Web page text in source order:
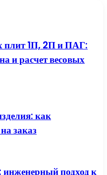
плит 1П, 2П и ПАГ:
и расчет весовых
как
заказ
подход к